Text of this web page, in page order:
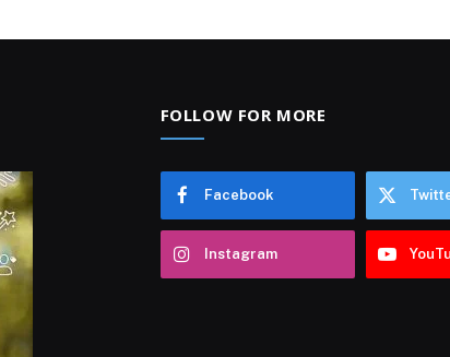
FOLLOW FOR MORE
Facebook
Instagram